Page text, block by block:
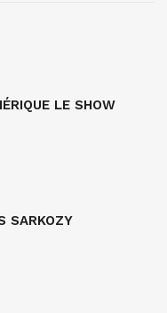
LE SHOW
SARKOZY